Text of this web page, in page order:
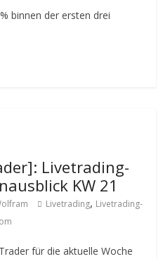
binnen der ersten drei
Livetrading-
KW 21
Livetrading, Livetrading-
für die aktuelle Woche